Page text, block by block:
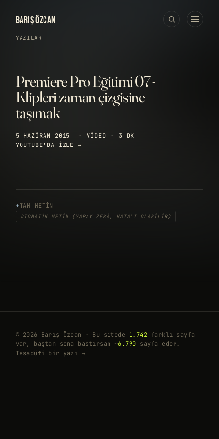
BARIŞ ÖZCAN
YAZILAR
Premiere Pro Eğitimi 07 -
Klipleri zaman çizgisine
taşımak
5 HAZIRAN 2015 · VIDEO ·
3 DK
YOUTUBE'DA IZLE →
TAM METIN
OTOMATIK METIN (YAPAY ZEKÂ, HATALI OLABILIR)
© 2026 Barış Özcan · Bu sitede 1.742 farklı sayfa
var, baştan sona bastırsan ~6.790 sayfa eder.
Tesadüfi bir yazı →